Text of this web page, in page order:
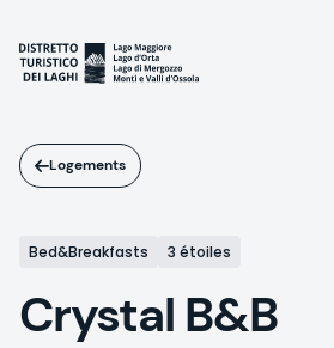
contenu
principal
Logements
Bed&Breakfasts 3 étoiles
Crystal B&B